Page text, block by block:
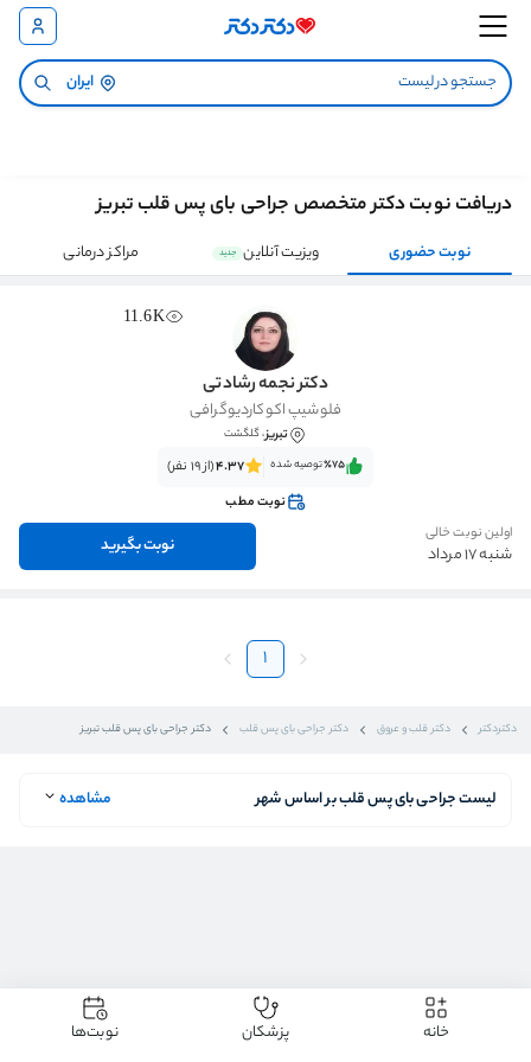
ایران
دکتردکتر دکتر قلب و عروق دکتر جراحی بای پس قلب دکتر جراحی بای پس قلب تبریز
دریافت نوبت دکتر متخصص جراحی بای پس قلب تبریز
نوبت حضوری ویزیت آنلاین جدید مراکز درمانی
11.6K
دکتر نجمه رشادتی
فلوشیپ اکوکاردیوگرافی
تبریز، گلگشت
٪75‌‌‌توصیه شده 4.37(از 19 نفر)
نوبت مطب
اولین نوبت خالی
شنبه 17 مرداد نوبت بگیرید
1
لیست جراحی بای پس قلب بر اساس شهر مشاهده
خانه پزشکان نوبت‌ها